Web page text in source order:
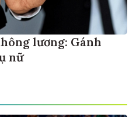
lương: Gánh
nữ